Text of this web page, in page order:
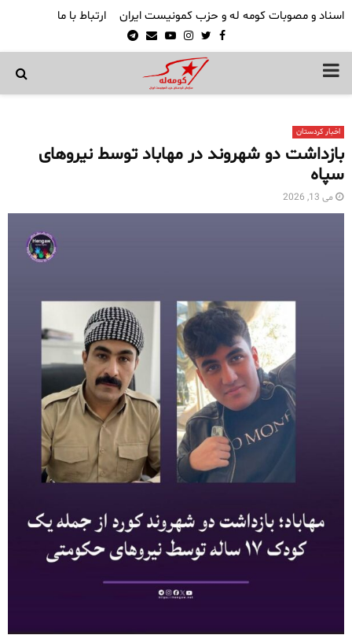
اسناد و مصوبات کومه له و حزب کمونیست ایران ارتباط با ما
Facebook
Twitter
Instagram
Youtube
Email
Telegram
PRIMARY
اخبار کردستان
بازداشت دو شهروند در مهاباد توسط نیروهای
سپاه
می 13, 2026